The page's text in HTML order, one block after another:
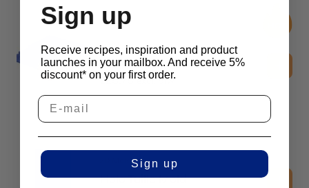
2D Molds
Flower Tuille Molds
£25.75 excl. btw
2D Molds
Halo Tuille Mold
Sign up
Receive recipes, inspiration and product
launches in your mailbox. And receive 5%
discount* on your first order.
Sign up